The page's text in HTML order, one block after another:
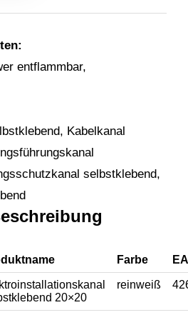
entflammbar,
Kabelkanal
selbstklebend,
Farbe
20×20
reinweiß